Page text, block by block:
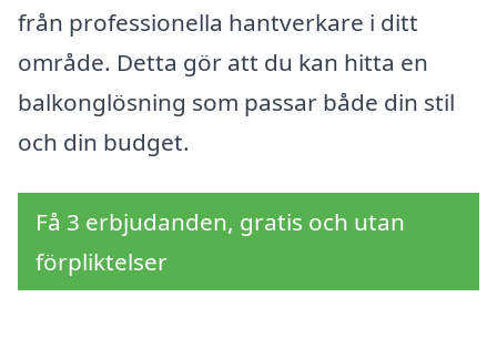
från professionella hantverkare i ditt
område. Detta gör att du kan hitta en
balkonglösning som passar både din stil
och din budget.
Få 3 erbjudanden, gratis och utan
förpliktelser